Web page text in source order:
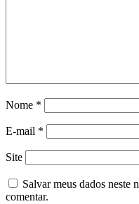
Nome *
E-mail *
Site
Salvar meus dados neste
comentar.